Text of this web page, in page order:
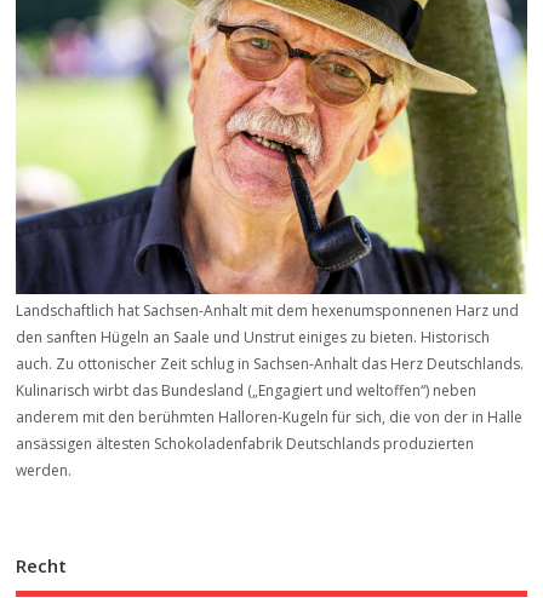
Landschaftlich hat Sachsen-Anhalt mit dem hexenumsponnenen Harz und
den sanften Hügeln an Saale und Unstrut einiges zu bieten. Historisch
auch. Zu ottonischer Zeit schlug in Sachsen-Anhalt das Herz Deutschlands.
Kulinarisch wirbt das Bundesland („Engagiert und weltoffen“) neben
anderem mit den berühmten Halloren-Kugeln für sich, die von der in Halle
ansässigen ältesten Schokoladenfabrik Deutschlands produzierten
werden.
Recht